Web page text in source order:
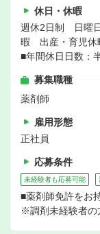
休日・休暇
週休2日制 日曜
暇 出産・育児
■年間休日日数：
募集職種
薬剤師
雇用形態
正社員
応募条件
未経験者も応募可能
■薬剤師免許をお
※調剤未経験者の